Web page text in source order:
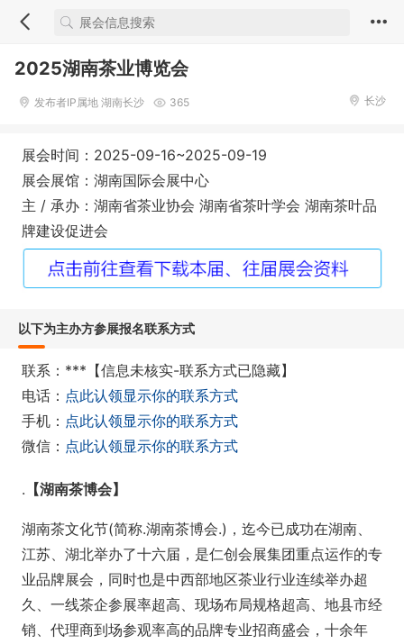
2025湖南茶业博览会
发布者IP属地 湖南长沙 365 长沙
展会时间：2025-09-16~2025-09-19
展会展馆：湖南国际会展中心
主 / 承办：湖南省茶业协会 湖南省茶叶学会 湖南茶叶品
牌建设促进会
以下为主办方参展报名联系方式
联系：***【信息未核实-联系方式已隐藏】
电话： 点此认领显示你的联系方式
手机： 点此认领显示你的联系方式
微信： 点此认领显示你的联系方式
. 【湖南茶博会】
湖南茶文化节(简称.湖南茶博会.)，迄今已成功在湖南、
江苏、湖北举办了十六届，是仁创会展集团重点运作的专
业品牌展会，同时也是中西部地区茶业行业连续举办超
久、一线茶企参展率超高、现场布局规格超高、地县市经
销、代理商到场参观率高的品牌专业招商盛会，十余年